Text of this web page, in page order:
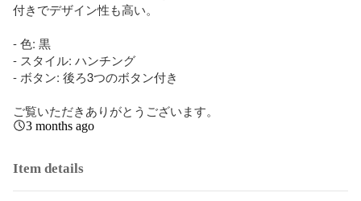
付きでデザイン性も高い。
- 色: 黒
- スタイル: ハンチング
- ボタン: 後ろ3つのボタン付き
ご覧いただきありがとうございます。
3 months ago
Item details